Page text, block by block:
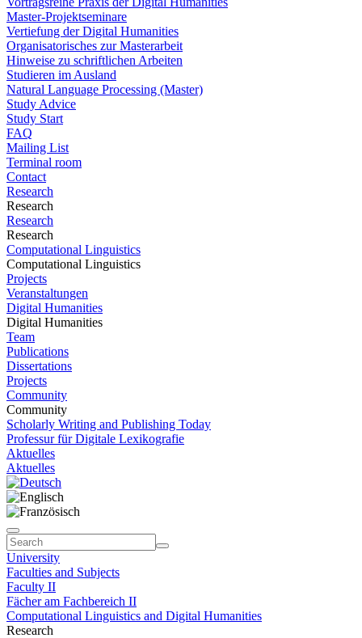
Master-Projektseminare
Vertiefung der Digital Humanities
Organisatorisches zur Masterarbeit
Hinweise zu schriftlichen Arbeiten
Studieren im Ausland
Natural Language Processing (Master)
Study Advice
Study Start
FAQ
Mailing List
Terminal room
Contact
Research
Research
Research
Research
Computational Linguistics
Computational Linguistics
Projects
Veranstaltungen
Digital Humanities
Digital Humanities
Team
Publications
Dissertations
Projects
Community
Community
Scholarly Writing and Publishing Today
Professur für Digitale Lexikografie
Aktuelles
Aktuelles
University
Faculties and Subjects
Faculty II
Fächer am Fachbereich II
Computational Linguistics and Digital Humanities
Research